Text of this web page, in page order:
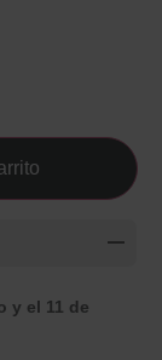
y el 11 de